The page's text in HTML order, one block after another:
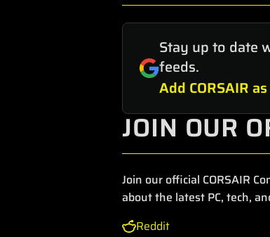
Stay up to date
feeds.
Add CORSAIR
JOIN OUR
Join our official CORSAIR
about the latest PC, tech,
Reddit